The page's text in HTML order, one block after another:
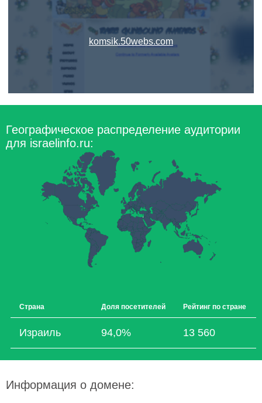
komsik.50webs.com
Географическое распределение аудитории
для israelinfo.ru:
Страна Доля посетителей Рейтинг по стране
Израиль 94,0% 13 560
Информация о домене: